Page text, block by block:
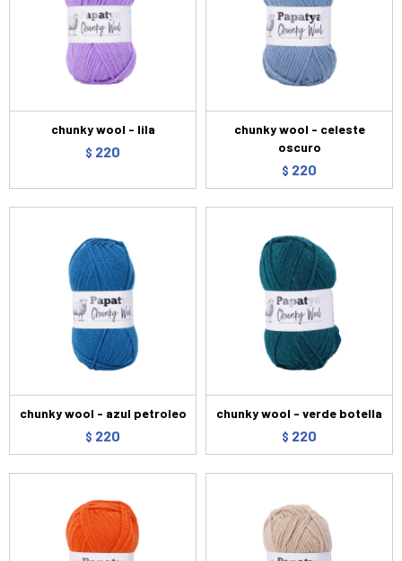
chunky wool - lila
$ 220
chunky wool - celeste
oscuro
$ 220
chunky wool - azul petroleo
$ 220
chunky wool - verde botella
$ 220